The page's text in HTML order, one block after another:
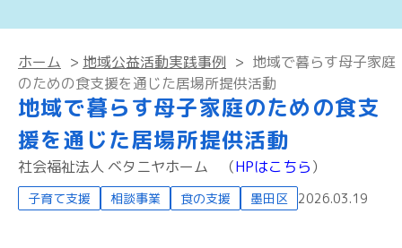
ホーム > 地域公益活動実践事例 > 地域で暮らす母子家庭
のための食支援を通じた居場所提供活動
地域で暮らす母子家庭のための食支
援を通じた居場所提供活動
社会福祉法人 ベタニヤホーム （HPはこちら）
子育て支援 相談事業 食の支援 墨田区 2026.03.19